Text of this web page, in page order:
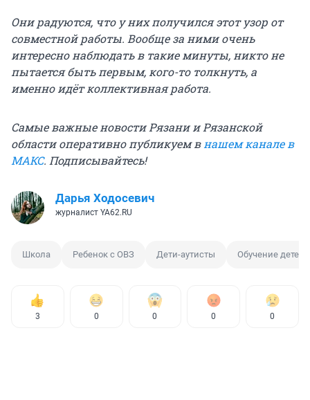
Они радуются, что у них получился этот узор от
совместной работы. Вообще за ними очень
интересно наблюдать в такие минуты, никто не
пытается быть первым, кого-то толкнуть, а
именно идёт коллективная работа.
Самые важные новости Рязани и Рязанской
области оперативно публикуем в нашем канале в
МАКС. Подписывайтесь!
Дарья Ходосевич
журналист YA62.RU
Школа Ребенок с ОВЗ Дети-аутисты Обучение детей
3 0 0 0 0